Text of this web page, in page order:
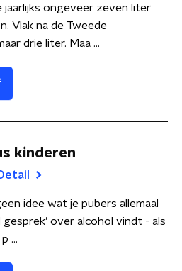
jaarlijks ongeveer zeven liter
Vlak na de Tweede
drie liter. Maa ...
kinderen
idee wat je pubers allemaal
over alcohol vindt - als
...